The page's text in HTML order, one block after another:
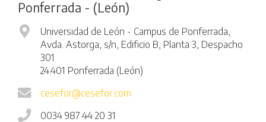
Ponferrada - (León)
Universidad de León - Campus de Ponferrada,
Avda. Astorga, s/n, Edificio B, Planta 3, Despacho
301
24.401 Ponferrada (León)
cesefor@cesefor.com
0034 987 44 20 31